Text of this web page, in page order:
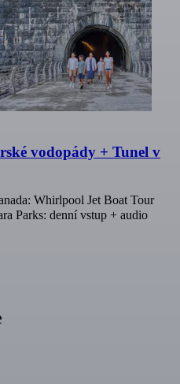
vodopády + Tunel v
Whirlpool Jet Boat Tour
Parks: denní vstup + audio